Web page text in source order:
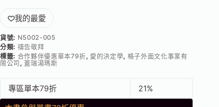
我的最愛
貨號: N5002-005
分類: 禱告敬拜
標籤: 合作夥伴優惠單本79折, 愛的決定學, 格子外面文化事業有
限公司, 蓋瑞湯瑪斯
專區單本79折
21%